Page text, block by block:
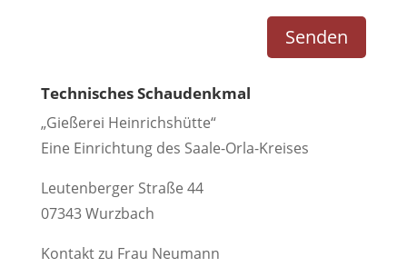
Senden
Technisches Schaudenkmal
„Gießerei Heinrichshütte“
Eine Einrichtung des Saale-Orla-Kreises
Leutenberger Straße 44
07343 Wurzbach
Kontakt zu Frau Neumann